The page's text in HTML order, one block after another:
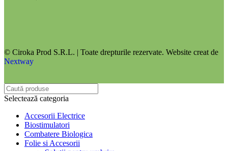
© Ciroka Prod S.R.L. | Toate drepturile rezervate. Website creat de
Nextway
Selectează categoria
Accesorii Electrice
Biostimulatori
Combatere Biologica
Folie si Accesorii